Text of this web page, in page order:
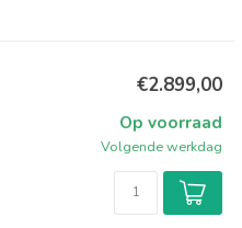
€2.899,00
Op voorraad
Volgende werkdag